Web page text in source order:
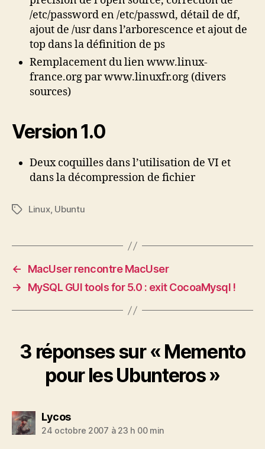
/etc/password en /etc/passwd, détail de df,
ajout de /usr dans l’arborescence et ajout de
top dans la définition de ps
Remplacement du lien www.linux-
france.org par www.linuxfr.org (divers
sources)
Version 1.0
Deux coquilles dans l’utilisation de VI et
dans la décompression de fichier
Étiquettes
Linux, Ubuntu
←
MacUser rencontre MacUser
→
MySQL GUI tools for 5.0 : exit CocoaMysql !
3 réponses sur « Memento
pour les Ubunteros »
Lycosdit :
24 octobre 2007 à 23 h 00 min